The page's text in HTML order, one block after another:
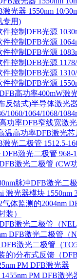
光器 1550nm 10/
专用)
件控制DFB光源
件控制DFB光源
件控制DFB光源
件控制DFB光源
件控制DFB光源
件控制DFB光源
高功率400mW激
反馈式)半导体激光器
1060/1064/1068/
功率DFB窄线宽激
温高功率DFB激光芯
光二极管 1512.5-
DFB激光二极管 968-
激光二极管 (CW
脉冲DFB激光二
激光器模块 1550nm
气体监测的2004nm
装）
激光二极管（
DFB激光二极管（
DFB激光二极管（
的)分布式反馈（
PM DFB激光器
1455nm PM DFB激光